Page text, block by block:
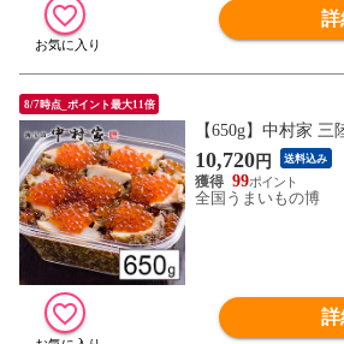
詳
8/7時点_ポイント最大11倍
【650g】中村家 三
10,720円 送料込み
99
全国うまいもの博
詳